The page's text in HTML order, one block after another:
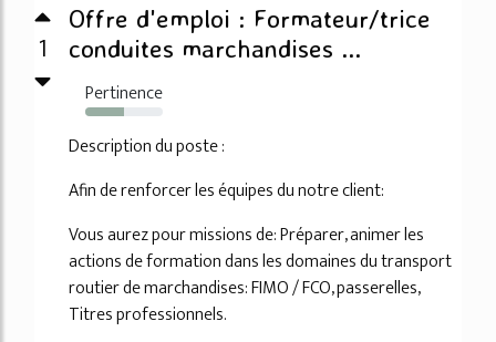
1
Offre d'emploi : Formateur/trice
conduites marchandises ...
Pertinence
50%
Description du poste :
Afin de renforcer les équipes du notre client:
Vous aurez pour missions de: Préparer, animer les
actions de formation dans les domaines du transport
routier de marchandises: FIMO / FCO, passerelles,
Titres professionnels.